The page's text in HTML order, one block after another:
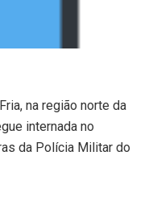
na região norte da
internada no
da Polícia Militar do